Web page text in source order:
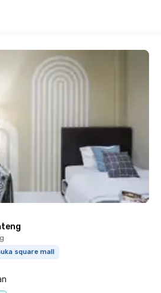
square mall